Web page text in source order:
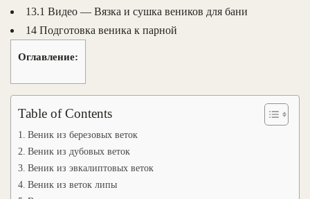
13.1 Видео — Вязка и сушка веников для бани
14 Подготовка веника к парной
Оглавление:
Table of Contents
Веник из березовых веток
Веник из дубовых веток
Веник из эвкалиптовых веток
Веник из веток липы